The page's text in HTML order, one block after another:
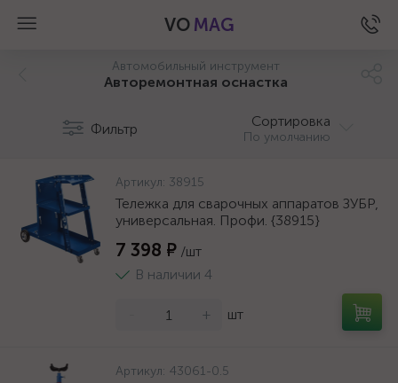
VO MAG
Автомобильный инструмент
Авторемонтная оснастка
Фильтр Сортировка
По умолчанию
Артикул: 38915
Тележка для сварочных аппаратов ЗУБР,
универсальная. Профи. {38915}
7 398 ₽ /шт
В наличии 4
+ шт
Артикул: 43061-0.5